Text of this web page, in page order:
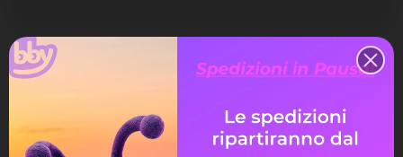
Wallbox Dahua D-Volt Air 22kW Trifase
LaWallbox Dahua D-Volt Air da 22kWè la soluzione di
ricarica trifase ad altissime prestazioni per veicoli elettrici e